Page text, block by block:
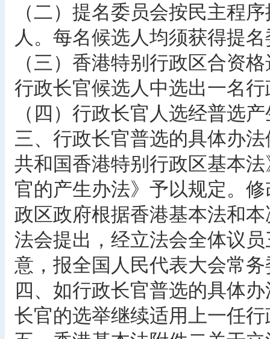
（二）提名委员会按民主程
人。每名候选人均须获得提
（三）香港特别行政区合资
行政长官候选人中选出一名
（四）行政长官人选经普选
三、行政长官普选的具体办
共和国香港特别行政区基本
官的产生办法》予以规定。
政区政府根据香港基本法和
法会提出，经立法会全体议
意，报全国人民代表大会常
四、如行政长官普选的具体
长官的选举继续适用上一任